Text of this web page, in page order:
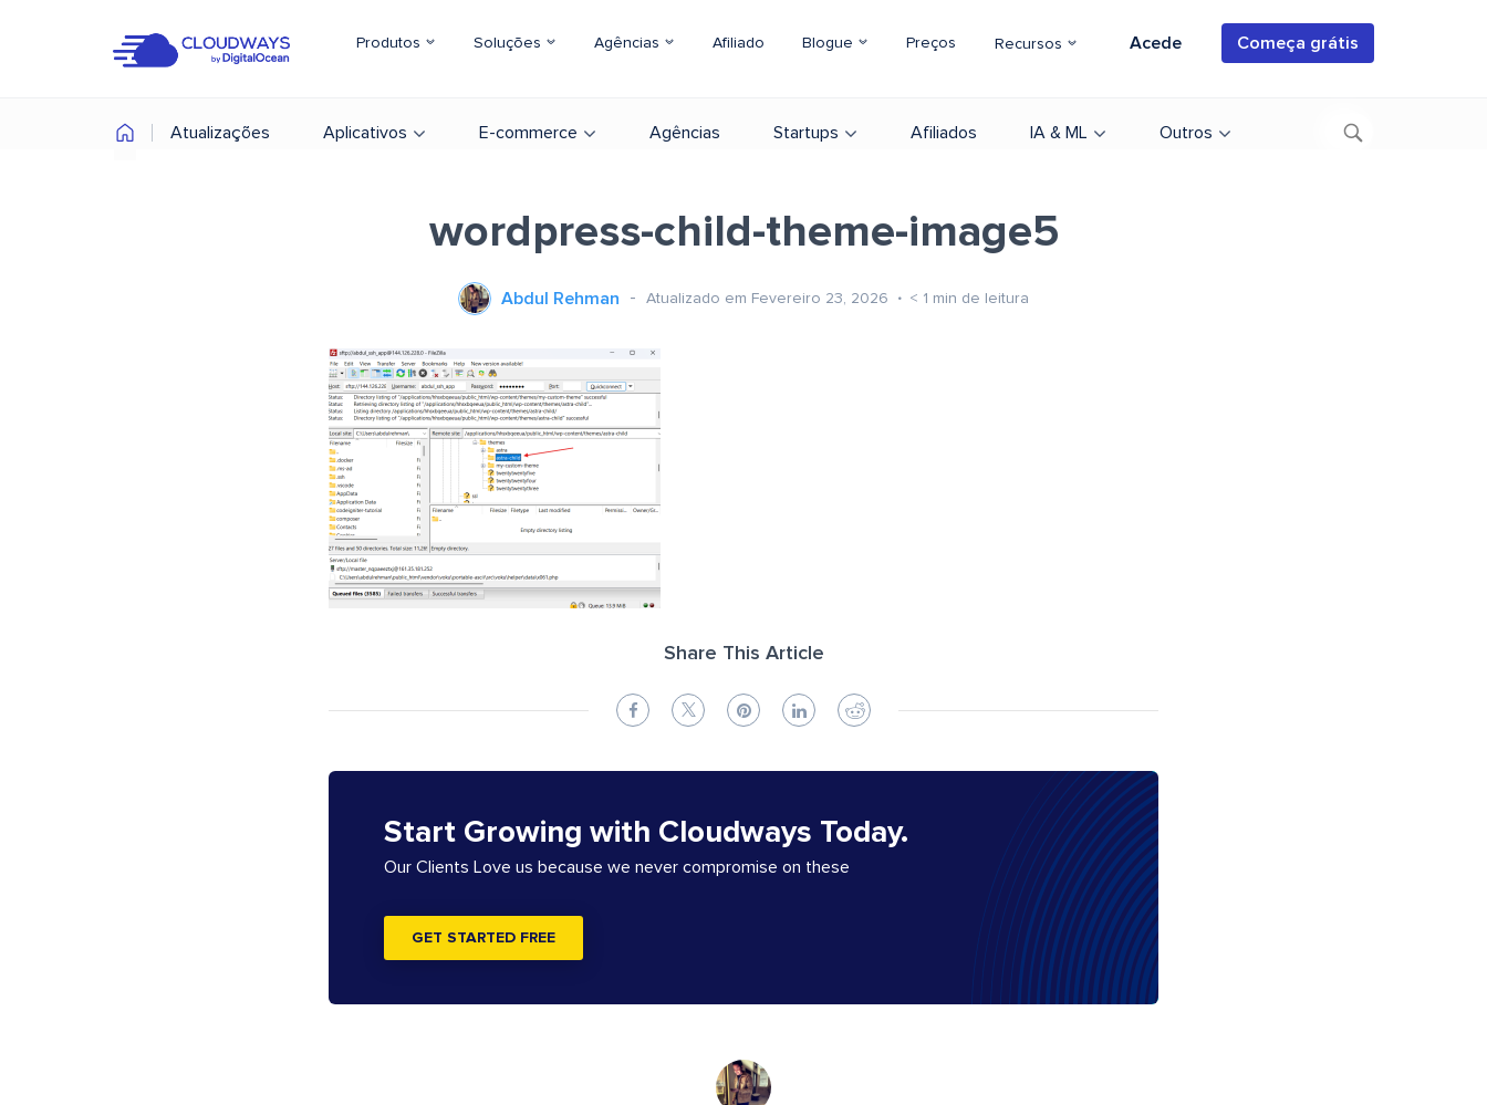
Produtos Soluções Agências Afiliado Blogue Preços Recursos Acede Começa grátis
Atualizações Aplicativos E-commerce Agências Startups Afiliados IA & ML Outros
wordpress-child-theme-image5
Abdul Rehman Atualizado em Fevereiro 23, 2026 < 1 min de leitura
Share This Article
Start Growing with Cloudways Today.
Our Clients Love us because we never compromise on these
GET STARTED FREE